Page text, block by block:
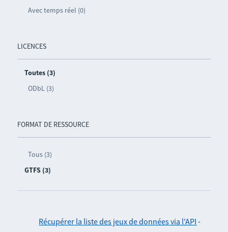
Avec temps réel (0)
LICENCES
Toutes (3)
ODbL (3)
FORMAT DE RESSOURCE
Tous (3)
GTFS (3)
Récupérer la liste des jeux de données via l'API -